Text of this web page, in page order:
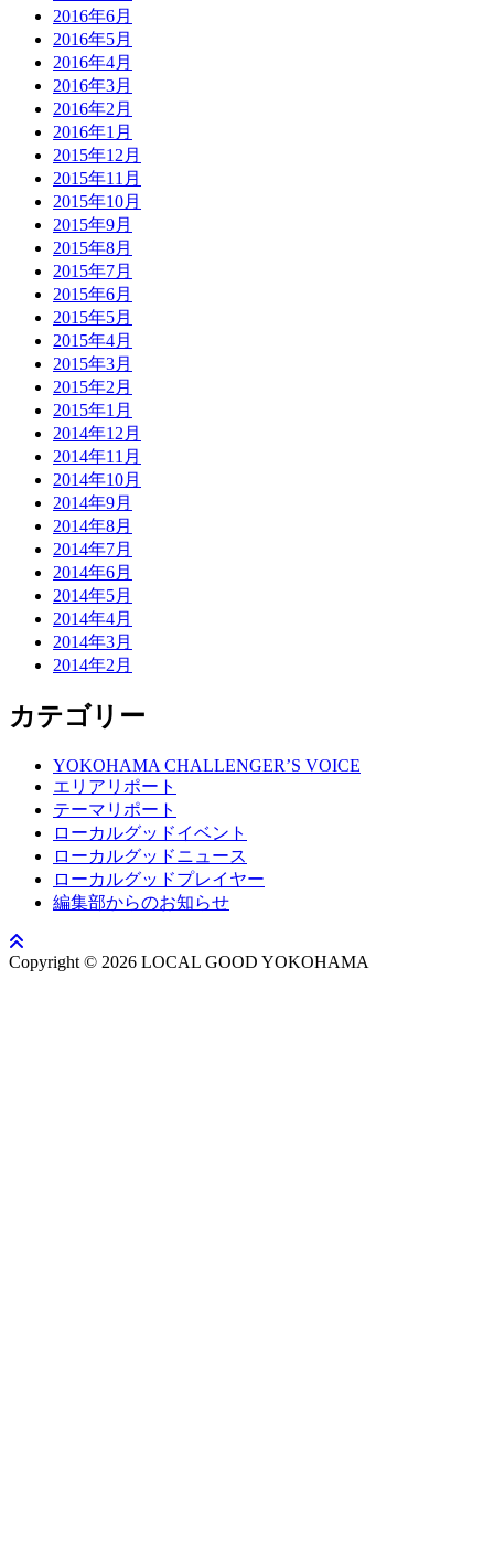
2016年6月
2016年5月
2016年4月
2016年3月
2016年2月
2016年1月
2015年12月
2015年11月
2015年10月
2015年9月
2015年8月
2015年7月
2015年6月
2015年5月
2015年4月
2015年3月
2015年2月
2015年1月
2014年12月
2014年11月
2014年10月
2014年9月
2014年8月
2014年7月
2014年6月
2014年5月
2014年4月
2014年3月
2014年2月
カテゴリー
YOKOHAMA CHALLENGER’S VOICE
エリアリポート
テーマリポート
ローカルグッドイベント
ローカルグッドニュース
ローカルグッドプレイヤー
編集部からのお知らせ
Copyright © 2026 LOCAL GOOD YOKOHAMA